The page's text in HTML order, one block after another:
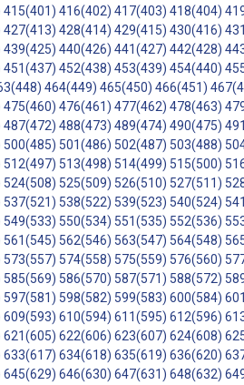
415(401) 416(402) 417(403) 418(404)
427(413) 428(414) 429(415) 430(416)
439(425) 440(426) 441(427) 442(428)
451(437) 452(438) 453(439) 454(440)
464(449) 465(450) 466(451)
475(460) 476(461) 477(462) 478(463)
487(472) 488(473) 489(474) 490(475)
500(485) 501(486) 502(487) 503(488)
512(497) 513(498) 514(499) 515(500)
524(508) 525(509) 526(510) 527(511)
537(521) 538(522) 539(523) 540(524)
549(533) 550(534) 551(535) 552(536)
561(545) 562(546) 563(547) 564(548)
573(557) 574(558) 575(559) 576(560)
585(569) 586(570) 587(571) 588(572)
597(581) 598(582) 599(583) 600(584)
609(593) 610(594) 611(595) 612(596)
621(605) 622(606) 623(607) 624(608)
633(617) 634(618) 635(619) 636(620)
645(629) 646(630) 647(631) 648(632)